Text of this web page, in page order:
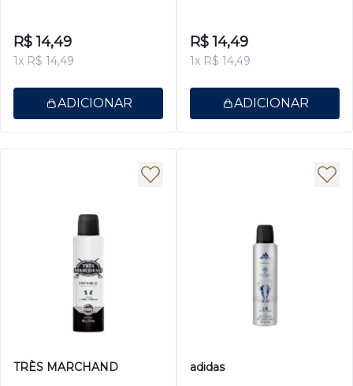
R$ 14,49
1x R$ 14,49
ADICIONAR
R$ 14,49
1x R$ 14,49
ADICIONAR
TRÈS MARCHAND adidas